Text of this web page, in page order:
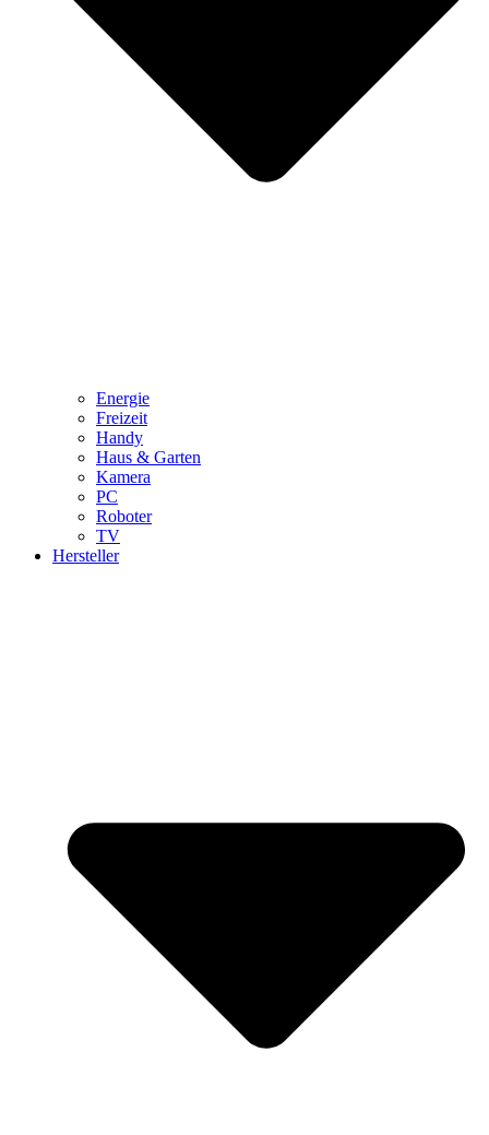
Energie
Freizeit
Handy
Haus & Garten
Kamera
PC
Roboter
TV
Hersteller